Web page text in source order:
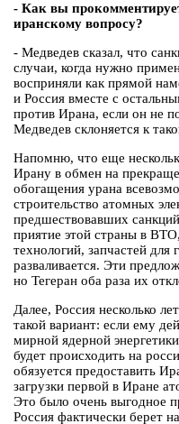
- Как вы
иранскому вопросу?
- Медведев сказал, что
случаи, когда нужно
восприняли как прямой
и Россия вместе с
против Ирана, если он не
Медведев склоняется к
Напомню, что еще
Ирану в обмен на
обогащения урана
строительство атомных
предшествовавших
приятие этой страны в
технологий, запчастей для
разваливается. Эти
но Тегеран оба раза их
Далее, Россия несколько
такой вариант: если ему
мирной ядерной
будет происходить на
обязуется предоставить
загрузки первой в Иране
Это было очень выгодное
Россия фактически берет